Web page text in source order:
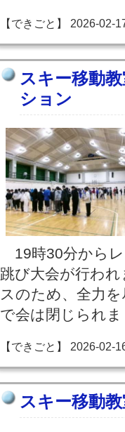
【できごと】 2026-02-
スキー移動
ション
19時30分からレ
跳び大会が行わ
スのため、全力
で会は閉じられ
【できごと】 2026-02-
スキー移動